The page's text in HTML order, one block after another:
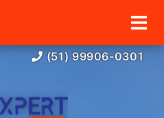
(51) 99906-0301